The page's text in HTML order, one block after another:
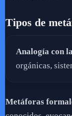
Tipos de
Analogía con
orgánicas,
Metáforas